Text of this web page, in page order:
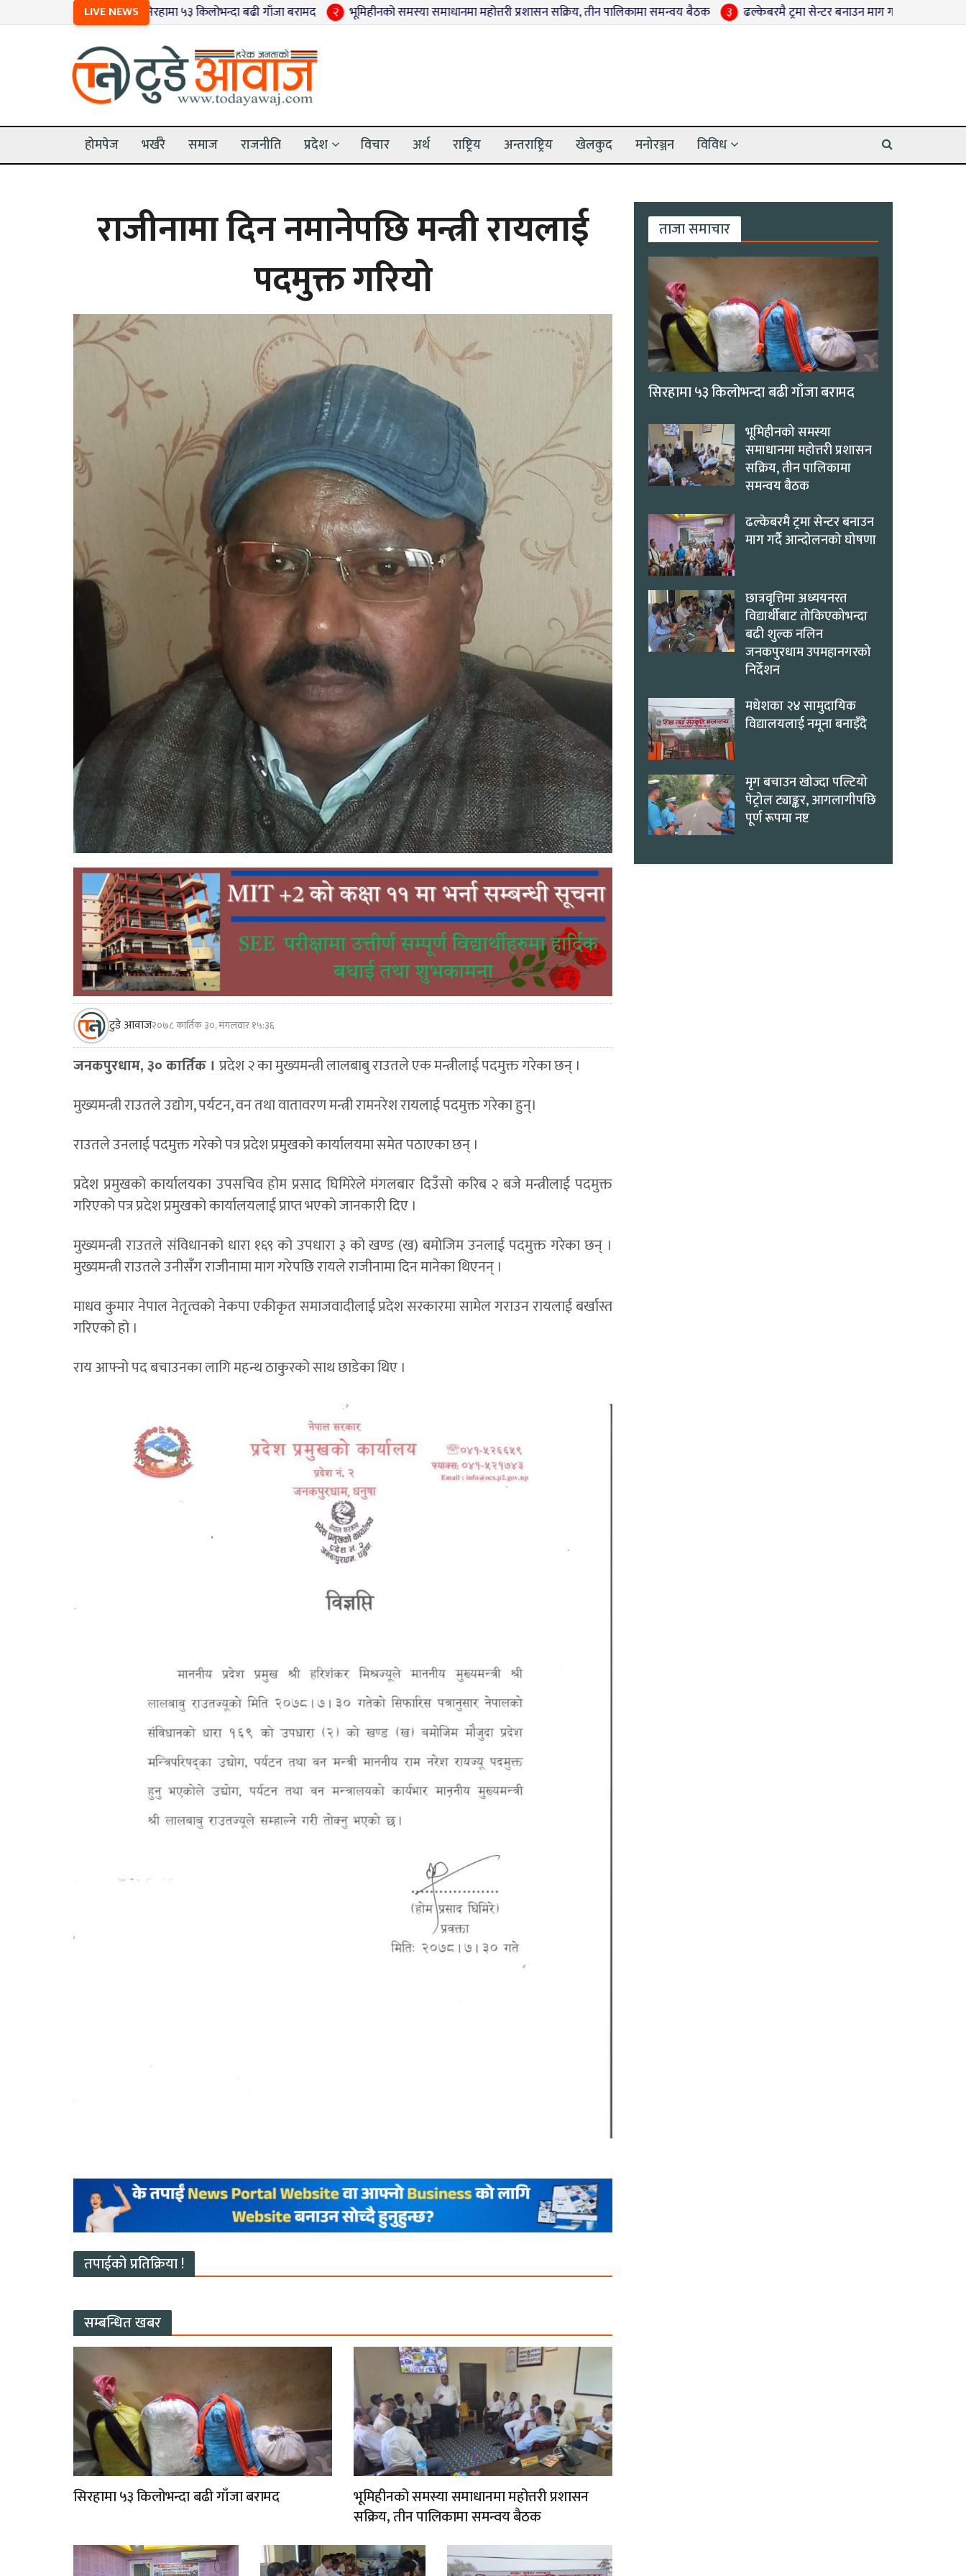
LIVE NEWS
सिरहामा ५३ किलोभन्दा बढी गाँजा बरामद २ भूमिहीनको समस्या समाधानमा महोत्तरी प्रशासन सक्रिय, तीन पालिकामा समन्वय बैठक ३ ढल्केबरमै ट्रमा सेन्टर बनाउन माग गर्दै आन्दोलनको घोषणा
होमपेज भर्खरै समाज राजनीति प्रदेश विचार अर्थ राष्ट्रिय अन्तराष्ट्रिय खेलकुद मनोरञ्जन विविध
राजीनामा दिन नमानेपछि मन्त्री रायलाई
पदमुक्त गरियो
टुडे आवाज२०७८ कार्तिक ३०, मंगलवार १५:३६
जनकपुरधाम, ३० कार्तिक । प्रदेश २ का मुख्यमन्त्री लालबाबु राउतले एक मन्त्रीलाई पदमुक्त गरेका छन् ।
मुख्यमन्त्री राउतले उद्योग, पर्यटन, वन तथा वातावरण मन्त्री रामनरेश रायलाई पदमुक्त गरेका हुन्।
राउतले उनलाई पदमुक्त गरेको पत्र प्रदेश प्रमुखको कार्यालयमा समेत पठाएका छन् ।
प्रदेश प्रमुखको कार्यालयका उपसचिव होम प्रसाद घिमिरेले मंगलबार दिउँसो करिब २ बजे मन्त्रीलाई पदमुक्त
गरिएको पत्र प्रदेश प्रमुखको कार्यालयलाई प्राप्त भएको जानकारी दिए ।
मुख्यमन्त्री राउतले संविधानको धारा १६९ को उपधारा ३ को खण्ड (ख) बमोजिम उनलाई पदमुक्त गरेका छन् ।
मुख्यमन्त्री राउतले उनीसँग राजीनामा माग गरेपछि रायले राजीनामा दिन मानेका थिएनन् ।
माधव कुमार नेपाल नेतृत्वको नेकपा एकीकृत समाजवादीलाई प्रदेश सरकारमा सामेल गराउन रायलाई बर्खास्त
गरिएको हो ।
राय आफ्नो पद बचाउनका लागि महन्थ ठाकुरको साथ छाडेका थिए ।
तपाईको प्रतिक्रिया !
सम्बन्धित खबर
सिरहामा ५३ किलोभन्दा बढी गाँजा बरामद
भूमिहीनको समस्या समाधानमा महोत्तरी प्रशासन
सक्रिय, तीन पालिकामा समन्वय बैठक
ताजा समाचार
सिरहामा ५३ किलोभन्दा बढी गाँजा बरामद
भूमिहीनको समस्या
समाधानमा महोत्तरी प्रशासन
सक्रिय, तीन पालिकामा
समन्वय बैठक
ढल्केबरमै ट्रमा सेन्टर बनाउन
माग गर्दै आन्दोलनको घोषणा
छात्रवृत्तिमा अध्ययनरत
विद्यार्थीबाट तोकिएकोभन्दा
बढी शुल्क नलिन
जनकपुरधाम उपमहानगरको
निर्देशन
मधेशका २४ सामुदायिक
विद्यालयलाई नमूना बनाइँदै
मृग बचाउन खोज्दा पल्टियो
पेट्रोल ट्याङ्कर, आगलागीपछि
पूर्ण रूपमा नष्ट